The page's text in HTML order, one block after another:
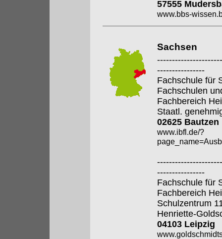
57555
www.bbs-
Sachsen
----------------
Fachschule für
Fachschulen
Fachbereich
Staatl.
02625 Bautzen
www.ibfl.de/?
----------------
Fachschule für
Fachbereich
Schulzentrum
Henriette-
04103 Leipzig